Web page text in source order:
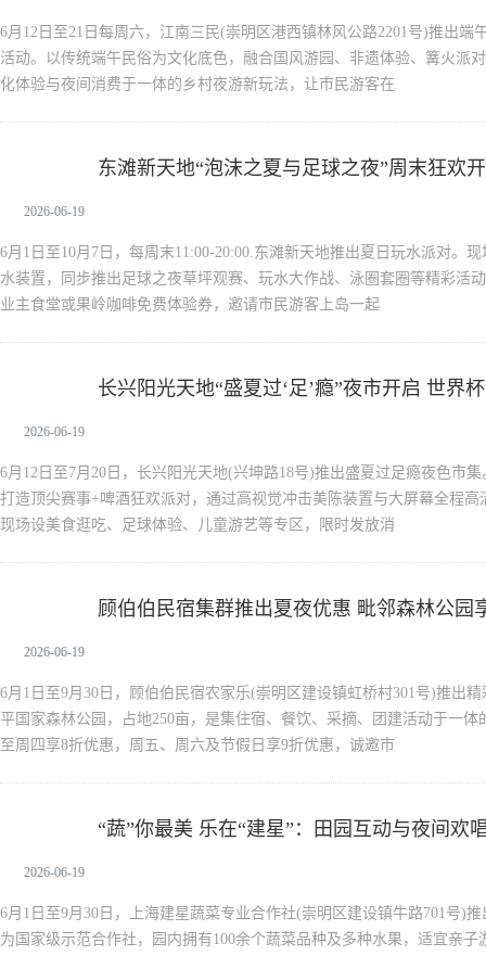
6月12日至21日每周六，江南三民(崇明区港西镇林风公路2201号)推出端
活动。以传统端午民俗为文化底色，融合国风游园、非遗体验、篝火派
化体验与夜间消费于一体的乡村夜游新玩法，让市民游客在
东滩新天地“泡沫之夏与足球之夜”周末狂欢
2026-06-19
6月1日至10月7日，每周末11:00-20:00.东滩新天地推出夏日玩水派对。
水装置，同步推出足球之夜草坪观赛、玩水大作战、泳圈套圈等精彩活
业主食堂或果岭咖啡免费体验券，邀请市民游客上岛一起
长兴阳光天地“盛夏过‘足’瘾”夜市开启 世界
2026-06-19
6月12日至7月20日，长兴阳光天地(兴坤路18号)推出盛夏过足瘾夜色市
打造顶尖赛事+啤酒狂欢派对，通过高视觉冲击美陈装置与大屏幕全程
现场设美食逛吃、足球体验、儿童游艺等专区，限时发放消
顾伯伯民宿集群推出夏夜优惠 毗邻森林公园
2026-06-19
6月1日至9月30日，顾伯伯民宿农家乐(崇明区建设镇虹桥村301号)推出
平国家森林公园，占地250亩，是集住宿、餐饮、采摘、团建活动于一
至周四享8折优惠，周五、周六及节假日享9折优惠，诚邀市
“蔬”你最美 乐在“建星”：田园互动与夜间欢
2026-06-19
6月1日至9月30日，上海建星蔬菜专业合作社(崇明区建设镇牛路701号)
为国家级示范合作社，园内拥有100余个蔬菜品种及多种水果，适宜亲